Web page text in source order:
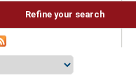
Refine your search